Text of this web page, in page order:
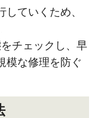
ていくため、
チェックし、早
模な修理を防ぐ